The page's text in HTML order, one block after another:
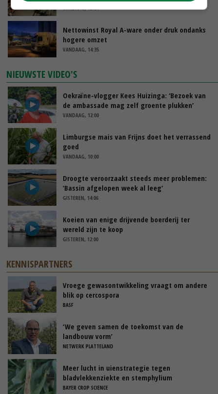
VANDAAG, 15:04
Nettowinst Royal A-ware onder druk ondanks
hogere omzet
VANDAAG, 14:35
NIEUWSTE VIDEO'S
Oekraïne-vlogger Kees Huizinga: ‘Bezoek van
de ambassade mag zelf groente plukken’
VANDAAG, 12:00
Limburgse mais van Frijns doet het verrassend
goed
VANDAAG, 10:00
Droogte veroorzaakt steeds meer problemen:
‘Bassin afgelopen week al leeg’
GISTEREN, 14:06
Koeien van enige drijvende boerderij ter
wereld zijn te koop
GISTEREN, 12:00
KENNISPARTNERS
Vroege gewasontwikkeling vraagt om andere
blik op cercospora
BASF
‘We geven samen de toekomst van de
landbouw vorm’
NETWERK PLATTELAND
Meer lucht in uienstrategie tegen
bladvlekkenziekte en stemphylium
BAYER CROP SCIENCE